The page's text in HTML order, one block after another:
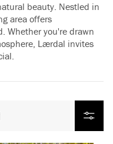
beauty. Nestled in
area offers
Whether you're drawn
Lærdal invites
Filtrar